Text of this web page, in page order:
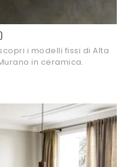
i modelli fissi di Alta
in ceramica.